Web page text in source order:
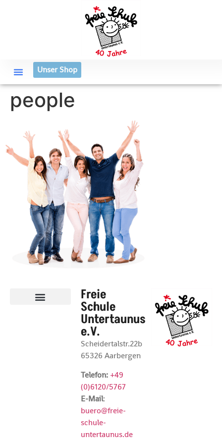
Unser Shop
people
Freie
Schule
Untertaunus
e.V.
Scheidertalstr.22b
65326 Aarbergen
Telefon: +49
(0)6120/5767
E-Mail:
buero@freie-
schule-
untertaunus.de